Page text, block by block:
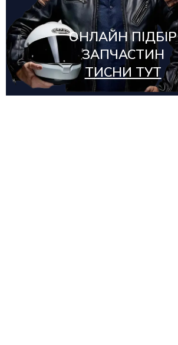
ОНЛАЙН ПІДБІР
ЗАПЧАСТИН
ТИСНИ ТУТ